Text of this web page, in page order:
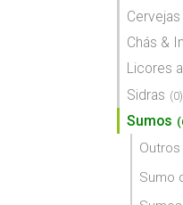
Cervejas
Chás &
Licores
Sidras (0)
Sumos
Outros
Sumo